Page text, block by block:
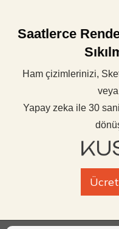
Saatlerce
Ham çizimlerinizi,
veya
Yapay zeka ile 30